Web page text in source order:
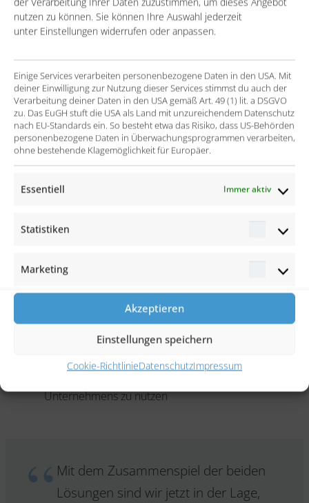
nutzen zu können. Sie können Ihre Auswahl jederzeit
unter Einstellungen widerrufen oder anpassen.
Einige Services verarbeiten personenbezogene Daten in den USA. Mit
deiner Einwilligung zur Nutzung dieser Services stimmst du auch der
Verarbeitung deiner Daten in den USA gemäß Art. 49 (1) lit. a DSGVO
zu. Das EuGH stuft die USA als Land mit unzureichendem Datenschutz
nach EU-Standards ein. So besteht etwa das Risiko, dass US-Behörden
personenbezogene Daten in Überwachungsprogrammen verarbeiten,
ohne bestehende Klagemöglichkeit für Europäer.
Essentiell Immer aktiv
Statistiken
Marketing
Akzeptieren
Einstellungen speichern
Cookie-RichtlinieDatenschutzImpressum
Formulare)
Anpassung des Lead-, Contact- und Campaign-
Datenqualität durch automatisierte Prozesse und
Validierungen
Training der Key-User auf die neuen Prozesse in
beiden Lösungen
Der Erfolg
automatisiert auf Basis einheitlicher Templates
Durch die Integration von Sales Cloud und Pardot
können Daten über beide Systeme hinweg
erhoben und bearbeitet werden
Marketing und Vertrieb arbeiten auf einer
verstärkt das internationale Netzwerk des
Unternehmens zu nutzen
Mit dem Zusammenspiel der beiden
Lösungen sind wir jetzt in der Lage,